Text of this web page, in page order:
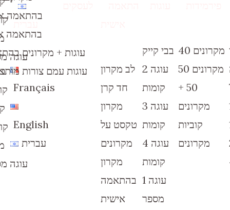
עוגה
40 +
60 +
עוגות + מקרונים
עוגה
עוגות עמם צורות
Français
English
עברית
לב מקרון
חד קרן
מקרון
טקסט על
מקרונים
מקרון
בהתאמה
אישית
בבי קייק
עוגה 2
קומות
עוגה 3
קומות
עוגה 4
קומות
עוגה 1
מספר
40 מקרונים
מקרונים 50
+ 50
מקרונים
קוביות
מקרונים